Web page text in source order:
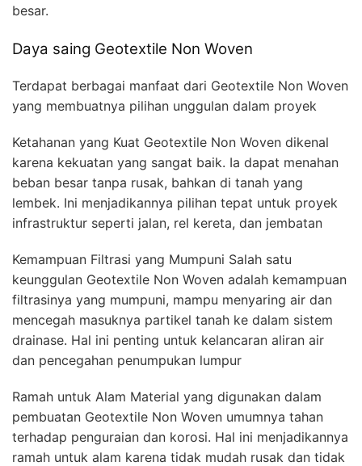
besar.
Daya saing Geotextile Non Woven
Terdapat berbagai manfaat dari Geotextile Non Woven
yang membuatnya pilihan unggulan dalam proyek
Ketahanan yang Kuat Geotextile Non Woven dikenal
karena kekuatan yang sangat baik. Ia dapat menahan
beban besar tanpa rusak, bahkan di tanah yang
lembek. Ini menjadikannya pilihan tepat untuk proyek
infrastruktur seperti jalan, rel kereta, dan jembatan
Kemampuan Filtrasi yang Mumpuni Salah satu
keunggulan Geotextile Non Woven adalah kemampuan
filtrasinya yang mumpuni, mampu menyaring air dan
mencegah masuknya partikel tanah ke dalam sistem
drainase. Hal ini penting untuk kelancaran aliran air
dan pencegahan penumpukan lumpur
Ramah untuk Alam Material yang digunakan dalam
pembuatan Geotextile Non Woven umumnya tahan
terhadap penguraian dan korosi. Hal ini menjadikannya
ramah untuk alam karena tidak mudah rusak dan tidak